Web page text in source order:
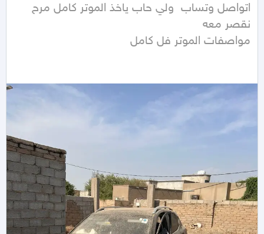
مواصفات الموتر فل كامل